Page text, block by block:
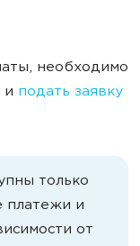
необходимо
и подать заявку
только
платежи и
от